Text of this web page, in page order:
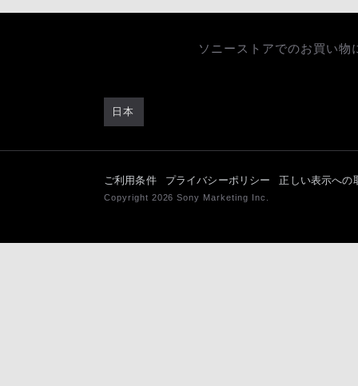
ソニーストアでのお買い物
日本
ご利用条件 プライバシーポリシー 正しい表示への
Copyright 2026 Sony Marketing Inc.